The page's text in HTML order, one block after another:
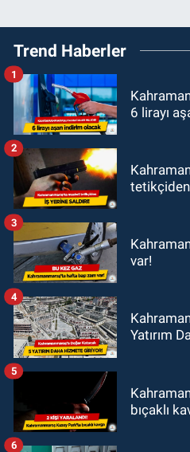
Trend Haberler
6 lirayı
1
tetikçiden
2
var!
3
Yatırım
4
bıçaklı
5
6